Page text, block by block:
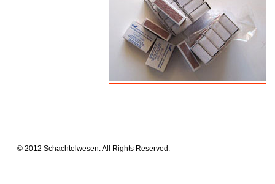
© 2012 Schachtelwesen. All Rights Reserved.